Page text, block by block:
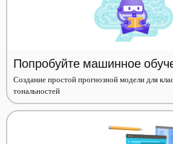
Попробуйте машинное
Создание простой прогнозной модели для
тональностей